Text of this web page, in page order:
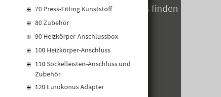
70 Press-Fitting Kunststoff
80 Zubehör
90 Heizkörper-Anschlussbox
100 Heizkörper-Anschluss
110 Sockelleisten-Anschluss und
Zubehör
120 Eurokonus Adapter
Öffnungszeiten zum Jahreswechsels finden
Sie hier